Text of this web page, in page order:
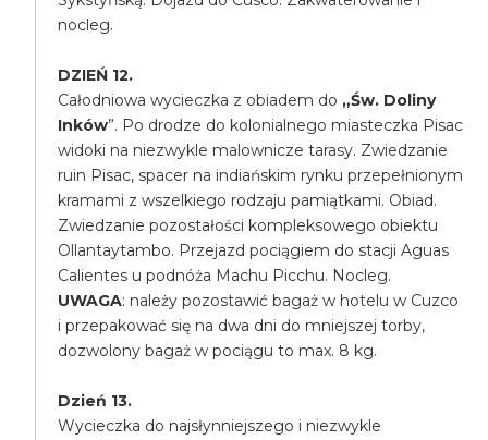
nocleg.
DZIEŃ 12.
Całodniowa wycieczka z obiadem do „Św. Doliny
Inków”. Po drodze do kolonialnego miasteczka Pisac
widoki na niezwykle malownicze tarasy. Zwiedzanie
ruin Pisac, spacer na indiańskim rynku przepełnionym
kramami z wszelkiego rodzaju pamiątkami. Obiad.
Zwiedzanie pozostałości kompleksowego obiektu
Ollantaytambo. Przejazd pociągiem do stacji Aguas
Calientes u podnóża Machu Picchu. Nocleg.
UWAGA: należy pozostawić bagaż w hotelu w Cuzco
i przepakować się na dwa dni do mniejszej torby,
dozwolony bagaż w pociągu to max. 8 kg.
Dzień 13.
Wycieczka do najsłynniejszego i niezwykle